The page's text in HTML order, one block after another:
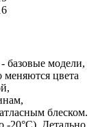
базовые модели,
меняются цвета
блеском.
-20°С). Детально